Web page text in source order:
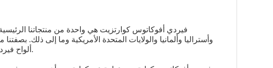
فيردي أفوكاتوس كوارتزيت هي واحدة من منتجاتنا الرئيسية
ألواح فيردي أفوكاتوس كوارتزيت المقطوعة جيدًا شهريًا.